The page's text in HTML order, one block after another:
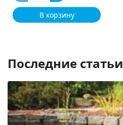
В корзину
Последние статьи